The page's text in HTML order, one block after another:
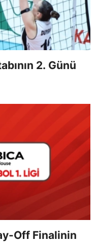
2. Günü
Off Finalinin